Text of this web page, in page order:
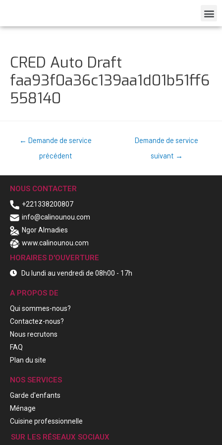
CRED Auto Draft
faa93f0a36c139aa1d01b51ff6
558140
← Demande de service
précédent
Demande de service
suivant →
NOUS CONTACTER
+221338200807
info@calinounou.com
Ngor Almadies
www.calinounou.com
HORAIRES D'OUVERTURE
Du lundi au vendredi de 08h00 - 17h
A PROPOS DE
Qui sommes-nous?
Contactez-nous?
Nous recrutons
FAQ
Plan du site
NOS SERVICES
Garde d'enfants
Ménage
Cuisine professionnelle
SUR LES RÉSEAUX SOCIAUX